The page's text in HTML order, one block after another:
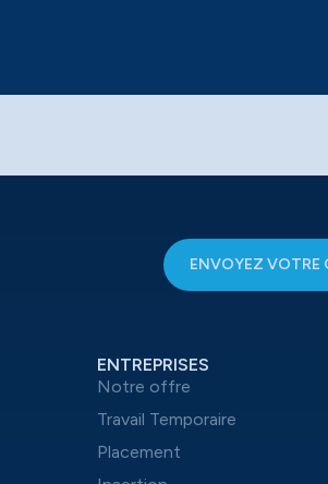
ENVOYEZ VOTRE
ENTREPRISES
Notre offre
Travail Temporaire
Placement